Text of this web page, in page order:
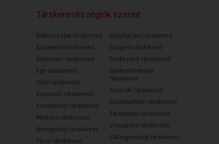
Társkeresés régiók szerint
Békéscsabai társkereső
Budapesti társkereső
Debreceni társkereső
Egri társkereső
Győri társkereső
Kaposvári társkereső
Kecskeméti társkereső
Miskolci társkereső
Nyíregyházi társkereső
Pécsi társkereső
Salgótarjáni társkereső
Szegedi társkereső
Szekszárdi társkereső
Székesfehérvári
társkereső
Szolnoki társkereső
Szombathelyi társkereső
Tatabányai társkereső
Veszprémi társkereső
Zalaegerszegi társkereső